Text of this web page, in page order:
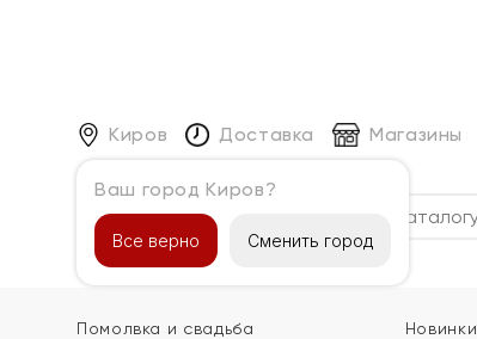
Киров
Ваш город Киров?
Все верно Сменить город
Доставка Магазины
Каталог
Помолвка и свадьба Новинки